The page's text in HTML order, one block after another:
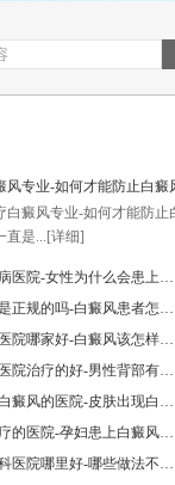
风专业-如何才能防止白癜
白癜风专业-如何才能防止
直是... [详细]
昆明白癜风皮肤病医院-女性为什么会患上白癜风
昆明白癜风医院是正规的吗-白癜风患者怎么做好日常护理呢
昆明白癜风专科医院哪家好-白癜风该怎样科学治疗呢
昆明白癜风哪个医院治疗的好-男性背部有白癜风该怎么治疗
昆明有哪些治疗白癜风的医院-皮肤出现白癜风该怎么办
昆明的白癜风治疗的医院-孕妇患上白癜风该如何是好
昆明治白癜风专科医院哪里好-哪些做法不利于白癜风治疗呢